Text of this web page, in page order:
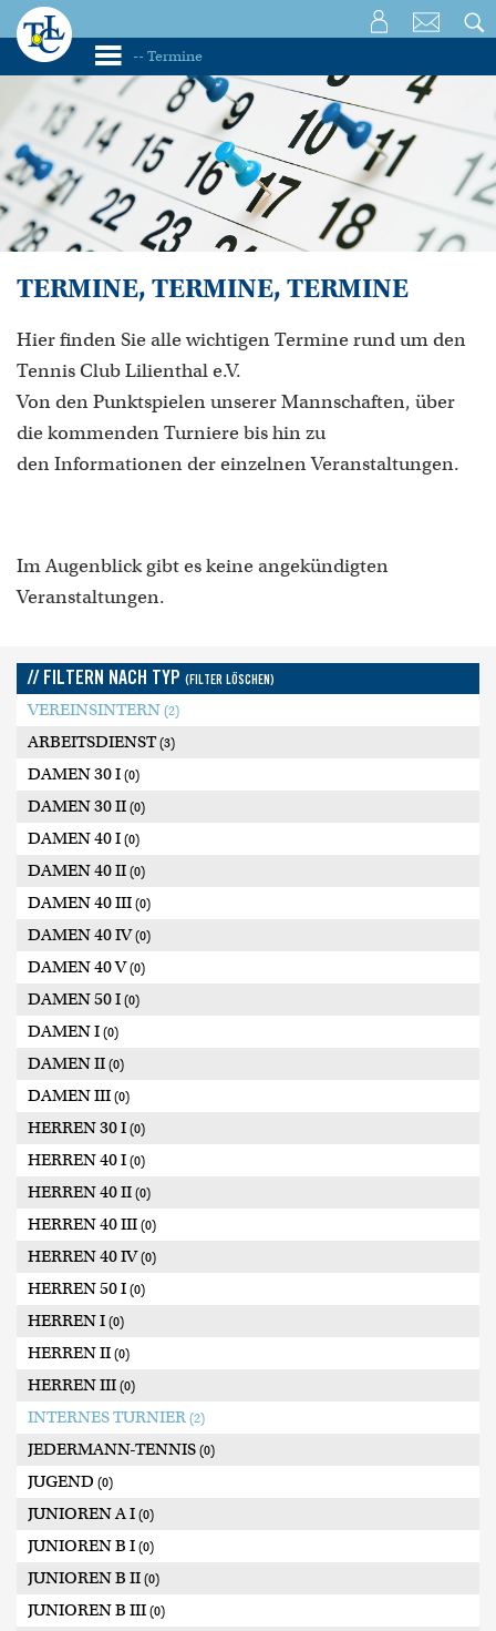
TERMINE, TERMINE, TERMINE
Hier finden Sie alle wichtigen Termine rund um den
Tennis Club Lilienthal e.V.
Von den Punktspielen unserer Mannschaften, über
die kommenden Turniere bis hin zu
den Informationen der einzelnen Veranstaltungen.
Im Augenblick gibt es keine angekündigten
Veranstaltungen.
// FILTERN NACH TYP (FILTER LÖSCHEN)
VEREINSINTERN (2)
ARBEITSDIENST(3)
DAMEN 30 I (0)
DAMEN 30 II (0)
DAMEN 40 I (0)
DAMEN 40 II (0)
DAMEN 40 III (0)
DAMEN 40 IV(0)
DAMEN 40 V(0)
DAMEN 50 I (0)
DAMEN I (0)
DAMEN II (0)
DAMEN III (0)
HERREN 30 I (0)
HERREN 40 I (0)
HERREN 40 II (0)
HERREN 40 III (0)
HERREN 40 IV(0)
HERREN 50 I (0)
HERREN I (0)
HERREN II (0)
HERREN III (0)
INTERNES TURNIER (2)
JEDERMANN-TENNIS (0)
JUGEND (0)
JUNIOREN A I (0)
JUNIOREN B I (0)
JUNIOREN B II (0)
JUNIOREN B III (0)